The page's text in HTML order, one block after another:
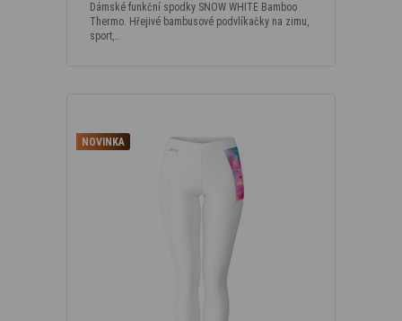
Dámské funkční spodky SNOW WHITE Bamboo
Thermo. Hřejivé bambusové podvlíkačky na zimu,
sport,…
NOVINKA